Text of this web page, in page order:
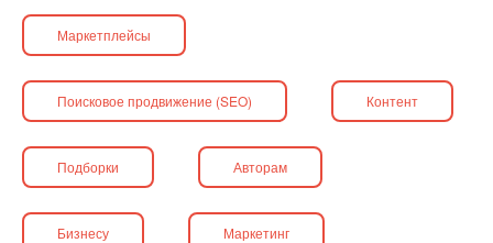
Маркетплейсы
Поисковое продвижение (SEO) Контент
Подборки Авторам
Бизнесу Маркетинг